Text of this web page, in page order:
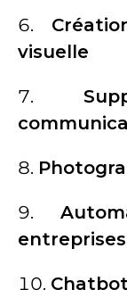
visuelle
entreprises